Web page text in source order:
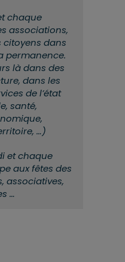
chaque
associations,
citoyens dans
permanence.
là dans des
dans les
de l’état
santé,
…)
et chaque
aux fêtes des
associatives,
…